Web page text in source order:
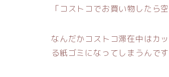
「コストコでお買い物したら
なんだかコストコ滞在中はカ
る紙ゴミになってしまうんで